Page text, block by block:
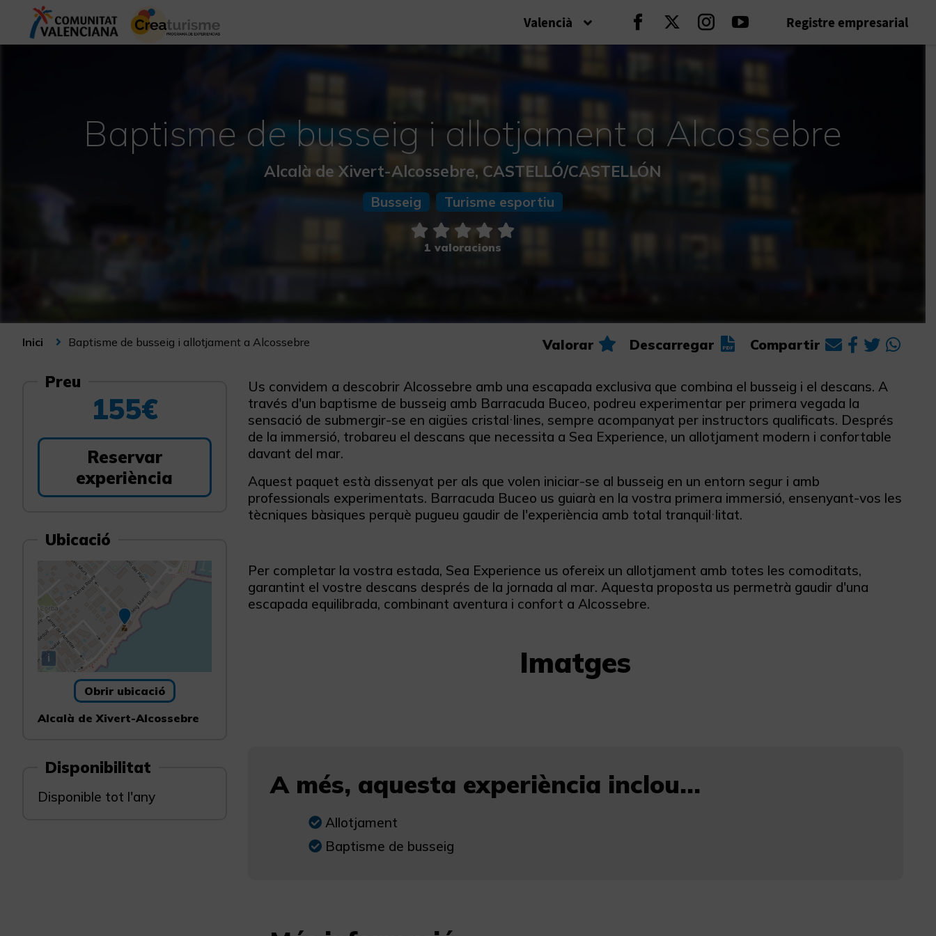
Valencià Seguir en Facebook
Seguir en Twitter
Seguir en Instagram
Seguir en Youtube
Registre empresarial
Baptisme de busseig i allotjament a Alcossebre
Alcalà de Xivert-Alcossebre, CASTELLÓ/CASTELLÓN
Busseig Turisme esportiu
1 valoracions
Valorar Descarregar Compartir
Inici Baptisme de busseig i allotjament a Alcossebre
Preu
155€
Reservar
experiència
Ubicació
i
Obrir ubicació
Alcalà de Xivert-Alcossebre
Disponibilitat
Disponible tot l'any
Us convidem a descobrir Alcossebre amb una escapada exclusiva que combina el busseig i el descans. A
través d'un baptisme de busseig amb Barracuda Buceo, podreu experimentar per primera vegada la
sensació de submergir-se en aigües cristal·lines, sempre acompanyat per instructors qualificats. Després
de la immersió, trobareu el descans que necessita a Sea Experience, un allotjament modern i confortable
davant del mar.
Aquest paquet està dissenyat per als que volen iniciar-se al busseig en un entorn segur i amb
professionals experimentats. Barracuda Buceo us guiarà en la vostra primera immersió, ensenyant-vos les
tècniques bàsiques perquè pugueu gaudir de l'experiència amb total tranquil·litat.
Per completar la vostra estada, Sea Experience us ofereix un allotjament amb totes les comoditats,
garantint el vostre descans després de la jornada al mar. Aquesta proposta us permetrà gaudir d'una
escapada equilibrada, combinant aventura i confort a Alcossebre.
Imatges
A més, aquesta experiència inclou...
Allotjament
Baptisme de busseig